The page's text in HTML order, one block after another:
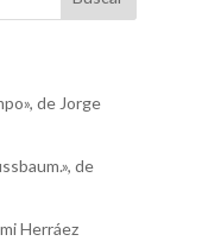
de Jorge
de
Herráez